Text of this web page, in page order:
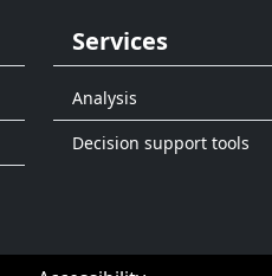
Services
Analysis
Decision support tools